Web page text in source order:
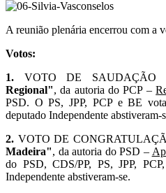
A reunião plenária encerrou com a
Votos:
1. VOTO DE SAUDAÇÃO
Regional", da autoria do PCP –
PSD. O PS, JPP, PCP e BE
deputado Independente abstiveram-
2. VOTO DE
Madeira", da autoria do PSD –
do PSD, CDS/PP, PS, JPP,
Independente abstiveram-se.